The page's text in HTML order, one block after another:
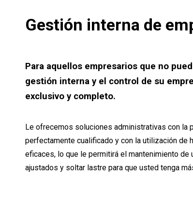
Gestión interna de
Para aquellos empresarios que no
gestión interna y el control de su
exclusivo y completo.
Le ofrecemos soluciones administrativas con la
perfectamente cualificado y con la utilización de
eficaces, lo que le permitirá el mantenimiento de
ajustados y soltar lastre para que usted tenga